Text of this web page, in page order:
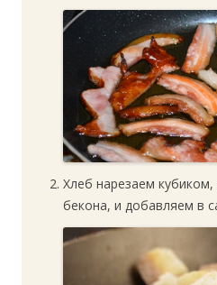
Хлеб нарезаем
бекона, и добавляем в